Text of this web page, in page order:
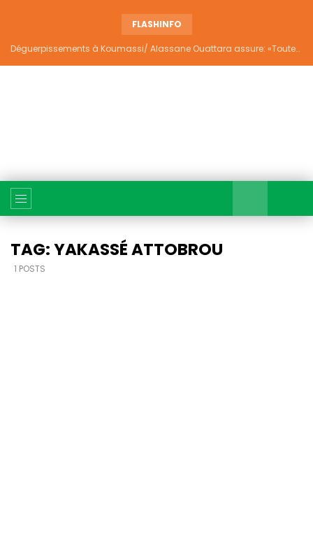
FLASHINFO
Déguerpissements à Koumassi/ Alassane Ouattara assure: «Toutes les responsabilités seront établies et elles donneront lieu aux sanctions prévues par la loi»
TAG: YAKASSÉ ATTOBROU
1 POSTS